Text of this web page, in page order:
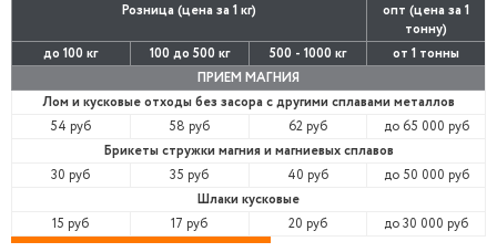
Розница (цена за 1 кг)
опт (цена за 1
тонну)
до 100 кг
100 до 500 кг 500 - 1000 кг
от 1 тонны
ПРИЕМ МАГНИЯ
Лом и кусковые отходы без засора с другими сплавами металлов
54 руб
58 руб 62 руб
до 65 000 руб
Брикеты стружки магния и магниевых сплавов
30 руб
35 руб 40 руб
до 50 000 руб
Шлаки кусковые
15 руб
17 руб 20 руб до 30 000 руб